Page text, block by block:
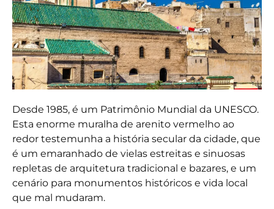
Desde 1985, é um Patrimônio Mundial da UNESCO.
Esta enorme muralha de arenito vermelho ao
redor testemunha a história secular da cidade, que
é um emaranhado de vielas estreitas e sinuosas
repletas de arquitetura tradicional e bazares, e um
cenário para monumentos históricos e vida local
que mal mudaram.